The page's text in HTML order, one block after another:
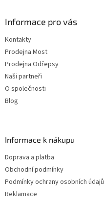
Informace pro vás
Kontakty
Prodejna Most
Prodejna Odřepsy
Naši partneři
O společnosti
Blog
Informace k nákupu
Doprava a platba
Obchodní podmínky
Podmínky ochrany osobních údajů
Reklamace